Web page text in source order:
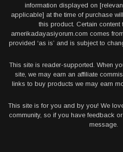
information displayed on
applicable] at the time of purchase
this product. Certain content
amerikadayasiyorum.com comes
provided ‘as is’ and is subject to
This site is reader-supported. When
site, we may earn an affiliate
links to buy products we may earn
This site is for you and by you! We
community, so if you have feedback
message.